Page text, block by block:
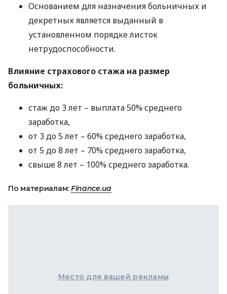
Основанием для назначения больничных и
декретных является выданный в
установленном порядке листок
нетрудоспособности.
Влияние страхового стажа на размер
больничных:
стаж до 3 лет – выплата 50% среднего
заработка,
от 3 до 5 лет – 60% среднего заработка,
от 5 до 8 лет – 70% среднего заработка,
свыше 8 лет – 100% среднего заработка.
По материалам: Finance.ua
Место для вашей рекламы